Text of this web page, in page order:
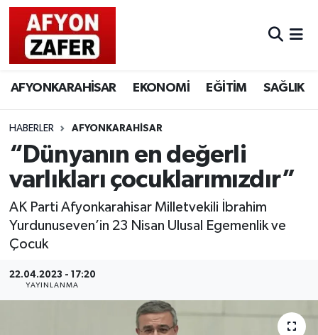
AFYONKARAHİSAR EKONOMİ EĞİTİM SAĞLIK
HABERLER AFYONKARAHİSAR
“Dünyanın en değerli
varlıkları çocuklarımızdır”
AK Parti Afyonkarahisar Milletvekili İbrahim
Yurdunuseven’in 23 Nisan Ulusal Egemenlik ve
Çocuk
22.04.2023 - 17:20
YAYINLANMA